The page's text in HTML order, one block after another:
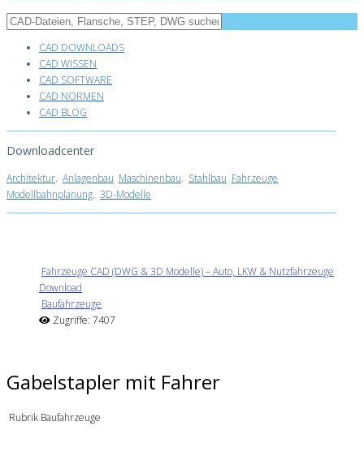
CAD DOWNLOADS
CAD WISSEN
CAD SOFTWARE
CAD NORMEN
CAD BLOG
Downloadcenter
Architektur. Anlagenbau Maschinenbau. Stahlbau Fahrzeuge
Modellbahnplanung. 3D-Modelle
Fahrzeuge CAD (DWG & 3D Modelle) – Auto, LKW & Nutzfahrzeuge
Download
Baufahrzeuge
Zugriffe: 7407
Gabelstapler mit Fahrer
Rubrik Baufahrzeuge